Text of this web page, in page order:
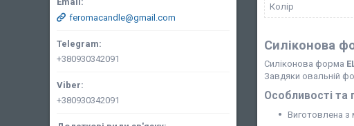
Колір
Силіконова
Силіконова форма
Завдяки овальній
Особливості та
Виготовлена з
feromacandle@gmail.com
+380930342091
+380930342091